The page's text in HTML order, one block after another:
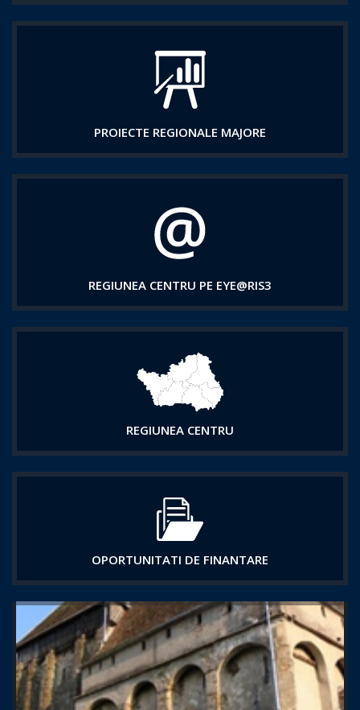
PROIECTE REGIONALE MAJORE
REGIUNEA CENTRU PE EYE@RIS3
REGIUNEA CENTRU
OPORTUNITATI DE FINANTARE